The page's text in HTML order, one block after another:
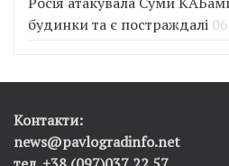
будинки та є постраждалі
Контакти:
news@pavlogradinfo.net